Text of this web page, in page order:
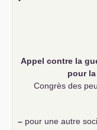
Appel contre la
pour
Congrès des
– pour une autre